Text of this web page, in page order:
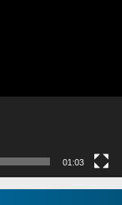
01:03